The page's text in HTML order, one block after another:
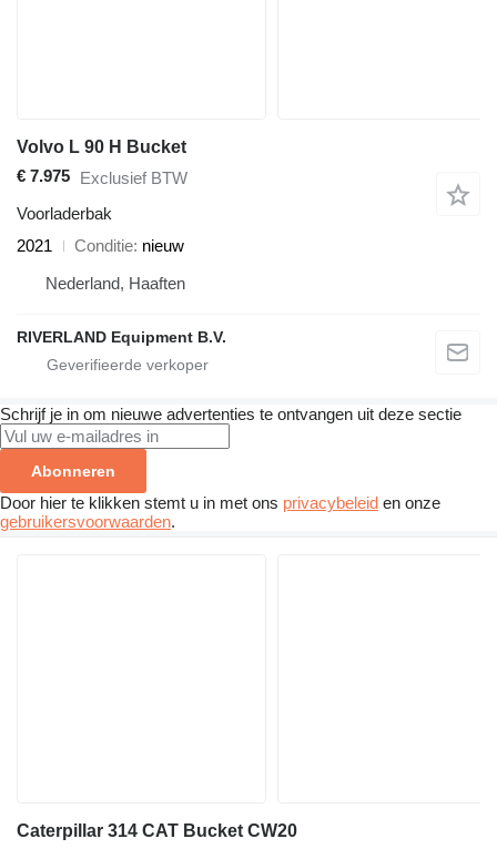
Volvo L 90 H Bucket
€ 7.975 Exclusief BTW
Voorladerbak
2021
Conditie nieuw
Nederland, Haaften
RIVERLAND Equipment B.V.
Schrijf je in om nieuwe advertenties te ontvangen uit deze sectie
Abonneren
Door hier te klikken stemt u in met ons privacybeleid en onze
gebruikersvoorwaarden.
Caterpillar 314 CAT Bucket CW20